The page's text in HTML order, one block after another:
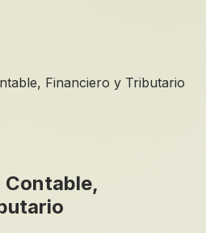
Financiero y Tributario
Contable,